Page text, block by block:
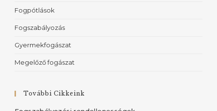
Fogpótlások
Fogszabályozás
Gyermekfogászat
Megelőző fogászat
További Cikkeink